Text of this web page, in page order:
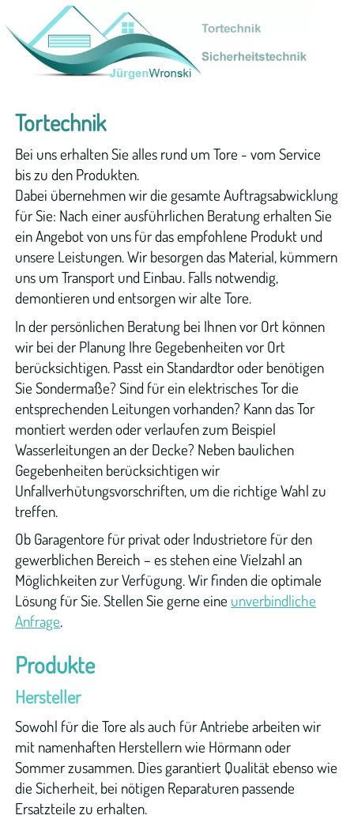
Start
Tortechnik
Garagentore
Sektionaltore
Rolltore
Schwingtore
Industrietore
Sektionaltore
Rolltore
Schnelllauftore
Tiefgaragentore
Hof-
und
Drehtore
Schiebetore
Torantriebe
Drehtorantriebe
Garagentorantriebe
Industrietorantriebe
Tortechnik
Bei uns erhalten Sie alles rund um Tore - vom Service
bis zu den Produkten.
Dabei übernehmen wir die gesamte Auftragsabwicklung
für Sie: Nach einer ausführlichen Beratung erhalten Sie
ein Angebot von uns für das empfohlene Produkt und
unsere Leistungen. Wir besorgen das Material, kümmern
uns um Transport und Einbau. Falls notwendig,
demontieren und entsorgen wir alte Tore.
In der persönlichen Beratung bei Ihnen vor Ort können
wir bei der Planung Ihre Gegebenheiten vor Ort
berücksichtigen. Passt ein Standardtor oder benötigen
Sie Sondermaße? Sind für ein elektrisches Tor die
entsprechenden Leitungen vorhanden? Kann das Tor
montiert werden oder verlaufen zum Beispiel
Wasserleitungen an der Decke? Neben baulichen
Gegebenheiten berücksichtigen wir
Unfallverhütungsvorschriften, um die richtige Wahl zu
treffen.
Ob Garagentore für privat oder Industrietore für den
gewerblichen Bereich – es stehen eine Vielzahl an
Möglichkeiten zur Verfügung. Wir finden die optimale
Lösung für Sie. Stellen Sie gerne eine unverbindliche
Anfrage.
Produkte
Hersteller
Sowohl für die Tore als auch für Antriebe arbeiten wir
mit namenhaften Herstellern wie Hörmann oder
Sommer zusammen. Dies garantiert Qualität ebenso wie
die Sicherheit, bei nötigen Reparaturen passende
Ersatzteile zu erhalten.